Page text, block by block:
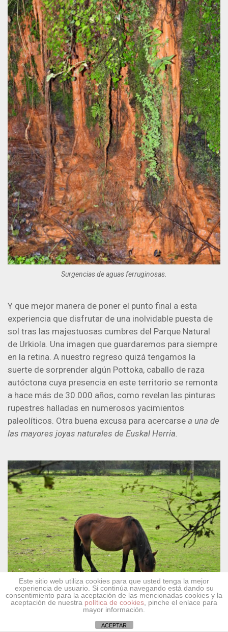
Surgencias de aguas ferruginosas.
Y que mejor manera de poner el punto final a esta
experiencia que disfrutar de una inolvidable puesta de
sol tras las majestuosas cumbres del Parque Natural
de Urkiola. Una imagen que guardaremos para siempre
en la retina. A nuestro regreso quizá tengamos la
suerte de sorprender algún Pottoka, caballo de raza
autóctona cuya presencia en este territorio se remonta
a hace más de 30.000 años, como revelan las pinturas
rupestres halladas en numerosos yacimientos
paleolíticos. Otra buena excusa para acercarse a una de
las mayores joyas naturales de Euskal Herria
Caballo de raza Pottoka.
Este sitio web utiliza cookies para que usted tenga la mejor
experiencia de usuario. Si continúa navegando está dando su
consentimiento para la aceptación de las mencionadas cookies y la
aceptación de nuestra política de cookies , pinche el enlace para
mayor información.
ACEPTAR